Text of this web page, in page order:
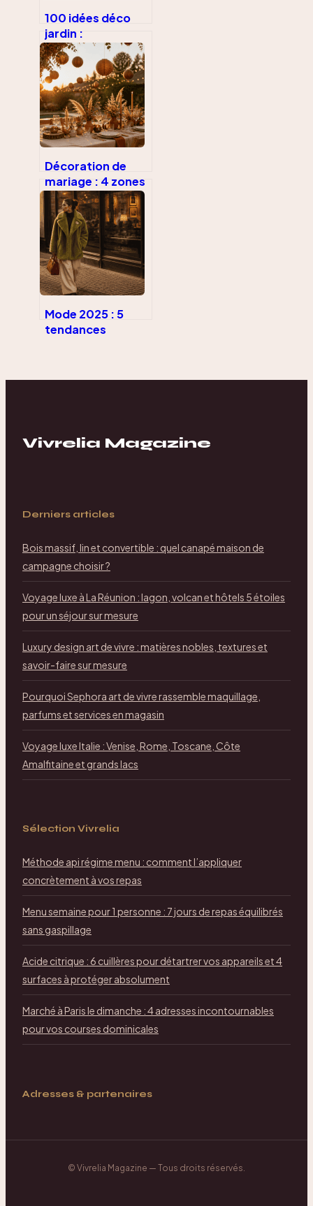
100 idées déco
jardin :
transformez vos
objets du
quotidien en
aménagements
uniques
Décoration de
mariage : 4 zones
stratégiques et 12
accessoires pour
sublimer votre
réception
Mode 2025 : 5
tendances
Vivrelia Magazine
Derniers articles
Bois massif, lin et convertible : quel canapé maison de
campagne choisir ?
Voyage luxe à La Réunion : lagon, volcan et hôtels 5 étoiles
pour un séjour sur mesure
Luxury design art de vivre : matières nobles, textures et
savoir-faire sur mesure
Pourquoi Sephora art de vivre rassemble maquillage,
parfums et services en magasin
Voyage luxe Italie : Venise, Rome, Toscane, Côte
Amalfitaine et grands lacs
Sélection Vivrelia
Méthode api régime menu : comment l’appliquer
concrètement à vos repas
Menu semaine pour 1 personne : 7 jours de repas équilibrés
sans gaspillage
Acide citrique : 6 cuillères pour détartrer vos appareils et 4
surfaces à protéger absolument
Marché à Paris le dimanche : 4 adresses incontournables
pour vos courses dominicales
Adresses & partenaires
© Vivrelia Magazine — Tous droits réservés.